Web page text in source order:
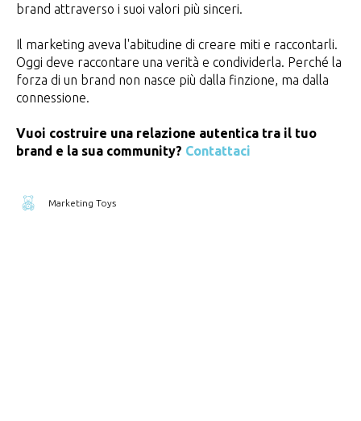
brand attraverso i suoi valori più sinceri.
Il marketing aveva l'abitudine di creare miti e raccontarli.
Oggi deve raccontare una verità e condividerla. Perché la
forza di un brand non nasce più dalla finzione, ma dalla
connessione.
Vuoi costruire una relazione autentica tra il tuo
brand e la sua community? Contattaci
Marketing Toys